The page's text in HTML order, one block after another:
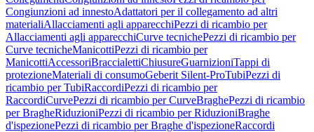
Congiunzioni ad innestoAdattatori per il collegamento ad altri
materialiAllacciamenti agli apparecchiPezzi di ricambio per
Allacciamenti agli apparecchiCurve tecnichePezzi di ricambio per
Curve tecnicheManicottiPezzi di ricambio per
ManicottiAccessoriBraccialettiChiusureGuarnizioniTappi di
protezioneMateriali di consumoGeberit Silent-ProTubiPezzi di
ricambio per TubiRaccordiPezzi di ricambio per
RaccordiCurvePezzi di ricambio per CurveBraghePezzi di ricambio
per BragheRiduzioniPezzi di ricambio per RiduzioniBraghe
d'ispezionePezzi di ricambio per Braghe d'ispezioneRaccordi